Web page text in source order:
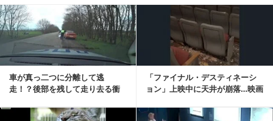
車が真っ二つに分離して逃
走！？後部を残して走り去る衝
「ファイナル・デスティネーシ
ョン」上映中に天井が崩落…映画
記事を読む
記事を読む